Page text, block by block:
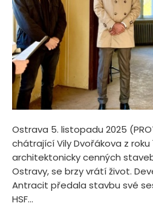
Ostrava 5. listopadu 2025
chátrající Vily Dvořákova z roku
architektonicky cenných
Ostravy, se brzy vrátí život.
Antracit předala stavbu své
HSF...